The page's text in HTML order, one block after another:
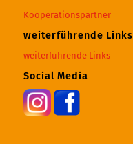
Kooperationspartner
weiterführende Links
weiterführende Links
Social Media